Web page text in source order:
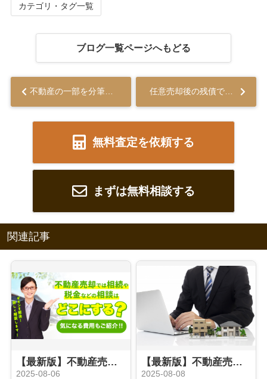
カテゴリ・タグ一覧
ブログ一覧ページへもどる
不動産の一部を分筆して売却する方法について解説... 任意売却後の残債で苦しまないためにできることとは？交渉のポイントを解説...
無料査定を依頼する
まずは無料相談する
関連記事
【最新版】不動産売却の際に相続や税金などの相談はどこにする？気になる費用もご紹介
2025-08-06
【最新版】不動産売却時の媒介契約とは？種類やおすすめのタイプをご紹介
2025-08-08